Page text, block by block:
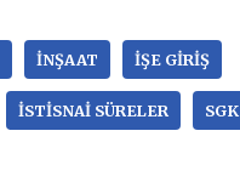
INŞAAT IŞE GIRIŞ
ISTISNAI SÜRELER SGK